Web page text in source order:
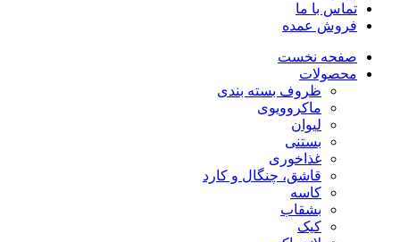
تماس با ما
فروش عمده
صفحه نخست
محصولات
ظروف بسته بندی
ماکروویوی
لیوان
بستنی
غذاخوری
قاشق، چنگال و کارد
کاسه
بشقاب
کیک